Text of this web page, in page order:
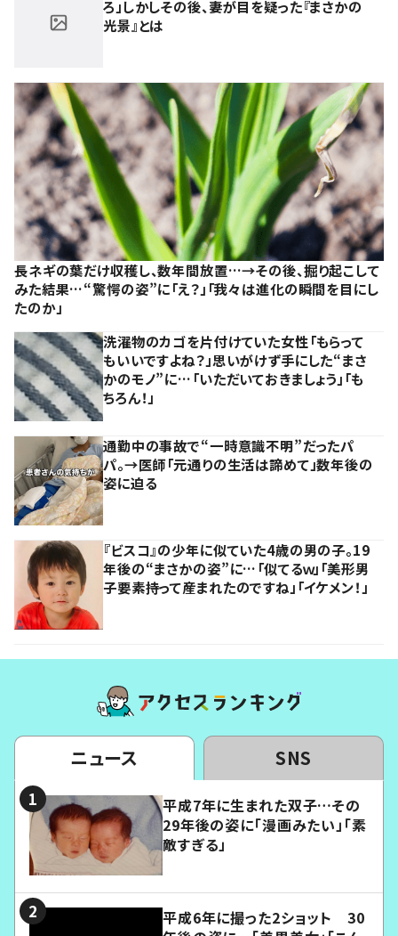
ろ」しかしその後、妻が目を疑った『まさかの
光景』とは
長ネギの葉だけ収穫し、数年間放置…→その後、掘り起こして
みた結果…“驚愕の姿”に「え？」「我々は進化の瞬間を目にし
たのか」
洗濯物のカゴを片付けていた女性「もらって
もいいですよね？」思いがけず手にした“まさ
かのモノ”に…「いただいておきましょう」「も
ちろん！」
通勤中の事故で“一時意識不明”だったパ
パ。→医師「元通りの生活は諦めて」数年後の
姿に迫る
『ビスコ』の少年に似ていた4歳の男の子。19
年後の“まさかの姿”に…「似てるｗ」「美形男
子要素持って産まれたのですね」「イケメン！」
ニュース SNS
平成7年に生まれた双子…その
29年後の姿に「漫画みたい」「素
敵すぎる」
平成6年に撮った2ショット 30